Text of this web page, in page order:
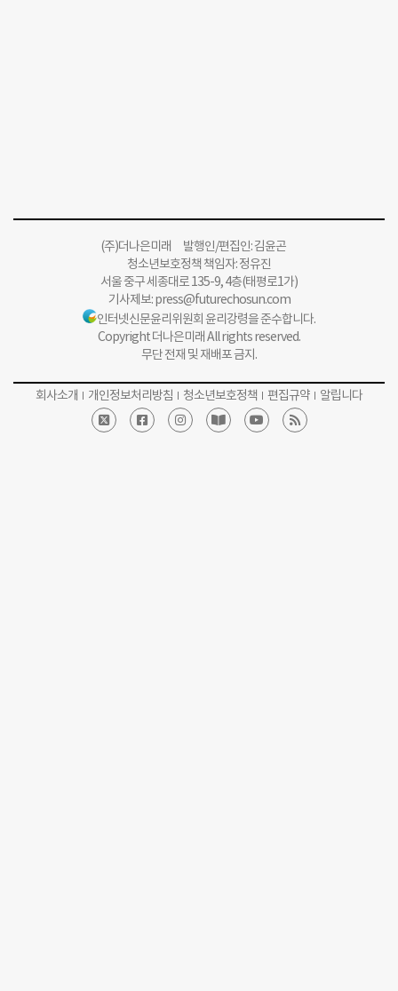
(주)더나은미래 발행인/편집인: 김윤곤
청소년보호정책 책임자: 정유진
서울 중구 세종대로 135-9, 4층(태평로1가)
기사제보:press@futurechosun.com
인터넷신문윤리위원회 윤리강령을 준수합니다.
Copyright 더나은미래 All rights reserved.
무단 전재 및 재배포 금지.
회사소개 개인정보처리방침 청소년보호정책 편집규약 알립니다